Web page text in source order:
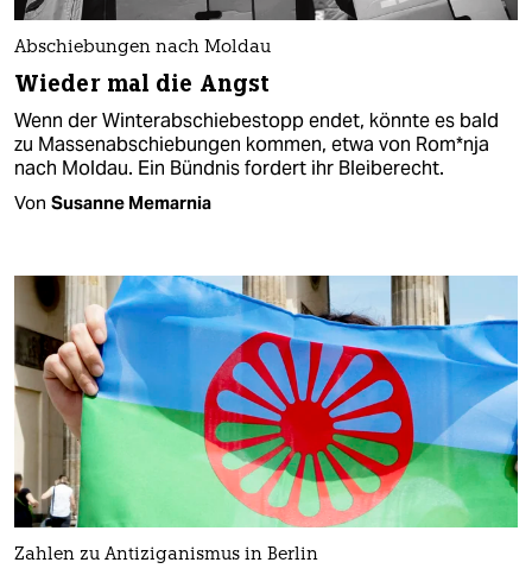
Abschiebungen nach Moldau
Wieder mal die Angst
Wenn der Winterabschiebestopp endet, könnte es bald
zu Massenabschiebungen kommen, etwa von Rom*­nja
nach Moldau. Ein Bündnis fordert ihr Bleiberecht.
Von Susanne Memarnia
Zahlen zu Antiziganismus in Berlin